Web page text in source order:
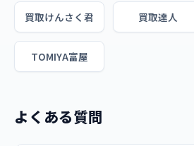
買取けんさく君 買取達人
TOMIYA富屋
よくある質問